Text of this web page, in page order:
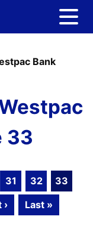
Bank
33
31 32
33
› Last »